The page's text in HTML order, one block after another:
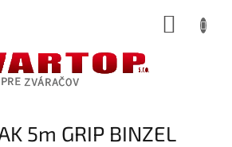
5m GRIP BINZEL